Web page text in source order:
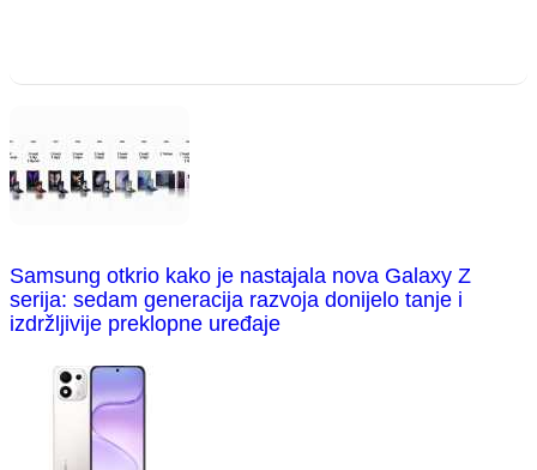
Samsung otkrio kako je nastajala nova Galaxy Z
serija: sedam generacija razvoja donijelo tanje i
izdržljivije preklopne uređaje